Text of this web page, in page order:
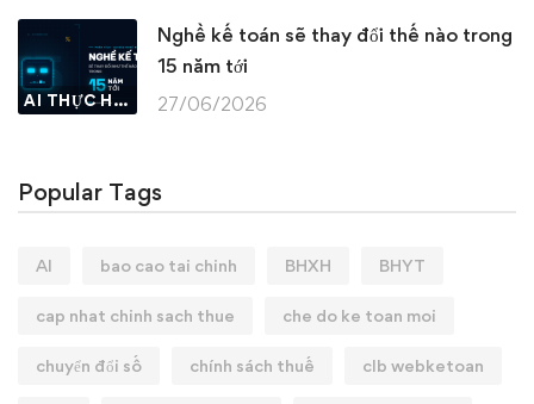
AI THỰC HÀNH
Nghề kế toán sẽ thay đổi thế nào trong
15 năm tới
27/06/2026
Popular Tags
AI bao cao tai chinh BHXH BHYT
cap nhat chinh sach thue che do ke toan moi
chuyển đổi số chính sách thuế clb webketoan